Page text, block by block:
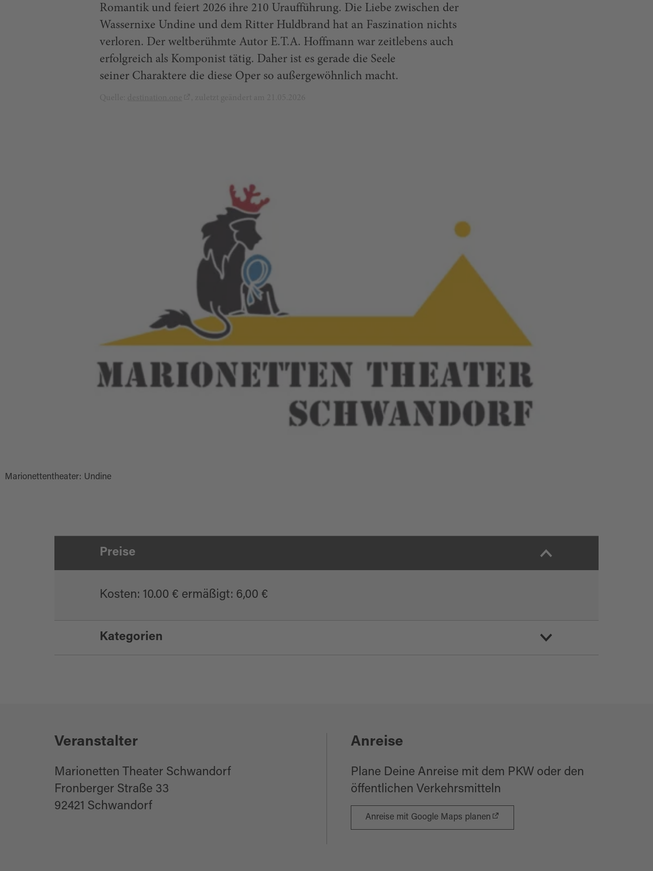
Romantik und feiert 2026 ihre 210 Uraufführung. Die Liebe zwischen der
Wassernixe Undine und dem Ritter Huldbrand hat an Faszination nichts
verloren. Der weltberühmte Autor E.T.A. Hoffmann war zeitlebens auch
erfolgreich als Komponist tätig. Daher ist es gerade die Seele
seiner Charaktere die diese Oper so außergewöhnlich macht.
Marionettentheater: Undine
Preise
Kosten: 10.00 € ermäßigt: 6,00 €
Kategorien
Veranstalter
Marionetten Theater Schwandorf
Fronberger Straße 33
92421 Schwandorf
Anreise
Plane Deine Anreise mit dem PKW oder den
öffentlichen Verkehrsmitteln
Anreise mit Google Maps planen